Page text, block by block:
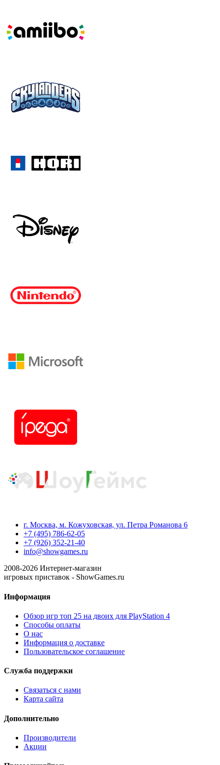
г. Москва, м. Кожуховская, ул. Петра Романова 6
+7 (495) 786-62-05
+7 (926) 352-21-40
info@showgames.ru
2008-2026 Интернет-магазин
игровых приставок - ShowGames.ru
Информация
Обзор игр топ 25 на двоих для PlayStation 4
Способы оплаты
О нас
Информация о доставке
Пользовательское соглашение
Служба поддержки
Связаться с нами
Карта сайта
Дополнительно
Производители
Акции